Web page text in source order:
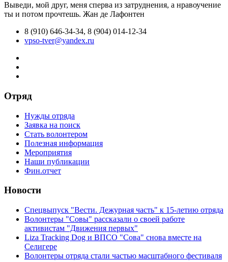
Выведи, мой друг, меня сперва из затруднения, а нравоучение
ты и потом прочтешь. Жан де Лафонтен
8 (910) 646-34-34, 8 (904) 014-12-34
vpso-tver@yandex.ru
Отряд
Нужды отряда
Заявка на поиск
Стать волонтером
Полезная информация
Мероприятия
Наши публикации
Фин.отчет
Новости
Спецвыпуск "Вести. Дежурная часть" к 15-летию отряда
Волонтеры "Совы" рассказали о своей работе
активистам "Движения первых"
Liza Tracking Dog и ВПСО "Сова" снова вместе на
Селигере
Волонтеры отряда стали частью масштабного фестиваля